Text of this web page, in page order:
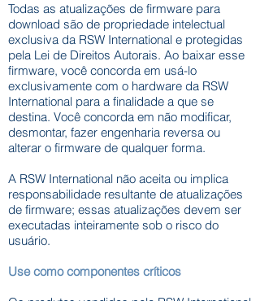
Todas as atualizações de firmware para
download são de propriedade intelectual
exclusiva da RSW International e protegidas
pela Lei de Direitos Autorais. Ao baixar esse
firmware, você concorda em usá-lo
exclusivamente com o hardware da RSW
International para a finalidade a que se
destina. Você concorda em não modificar,
desmontar, fazer engenharia reversa ou
alterar o firmware de qualquer forma.
A RSW International não aceita ou implica
responsabilidade resultante de atualizações
de firmware; essas atualizações devem ser
executadas inteiramente sob o risco do
usuário.
Use como componentes críticos